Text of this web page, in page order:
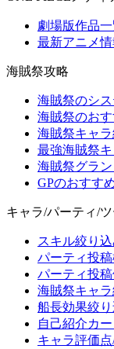
劇場版作品
最新アニメ
海賊祭攻略
海賊祭のシ
海賊祭のお
海賊祭キャ
最強海賊祭
海賊祭グラ
GPのおすす
キャラ/パーティ/
スキル絞り
パーティ投
パーティ投
海賊祭キャ
船長効果絞
自己紹介カ
キャラ評価